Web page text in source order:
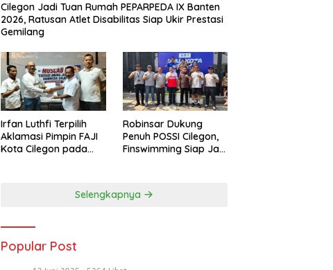
Cilegon Jadi Tuan Rumah PEPARPEDA IX Banten
2026, Ratusan Atlet Disabilitas Siap Ukir Prestasi
Gemilang
Irfan Luthfi Terpilih
Aklamasi Pimpin FAJI
Kota Cilegon pada
Robinsar Dukung
Penuh POSSI Cilegon,
Finswimming Siap Jadi
Selengkapnya
Popular Post